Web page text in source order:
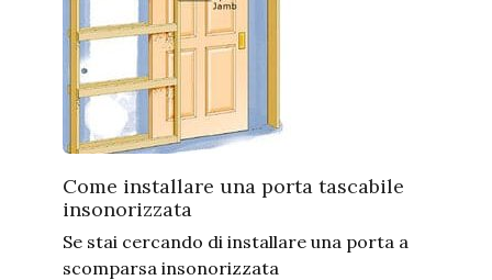
Come installare una porta tascabile
insonorizzata
Se stai cercando di installare una porta a
scomparsa insonorizzata